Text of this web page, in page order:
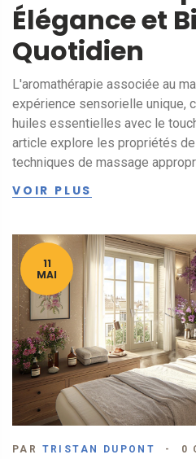
Élégance et
Quotidien
L'aromathérapie associée au
expérience sensorielle unique,
huiles essentielles avec le
article explore les propriétés
techniques de massage
atteindre détente et équilibre.
VOIR PLUS
11
MAI
PAR TRISTAN DUPONT 0